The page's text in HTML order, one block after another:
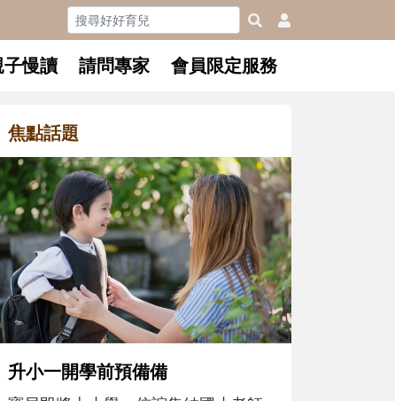
子慢讀 請問專家 會員限定服務
焦點話題
和孩子一起長大的那個男人│讀
懂父親的不同模樣
沒有人天生就擅長當爸爸！男人總是
在一次次「前所未有」的體驗中，跟
著孩子一起長大。從給予安全感的肢
體遊戲，到獨立自主、角色認同及解
決問題的能力養成。爸爸正嘗試用不
同的模樣，參與孩子每個重要的成長